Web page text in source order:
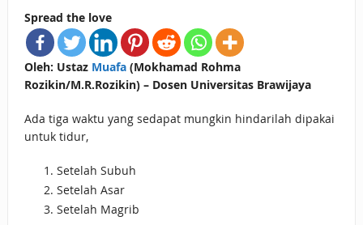
Spread the love
Oleh: Ustaz Muafa(Mokhamad Rohma
Rozikin/M.R.Rozikin) – Dosen Universitas Brawijaya
Ada tiga waktu yang sedapat mungkin hindarilah dipakai
untuk tidur,
Setelah Subuh
Setelah Asar
Setelah Magrib